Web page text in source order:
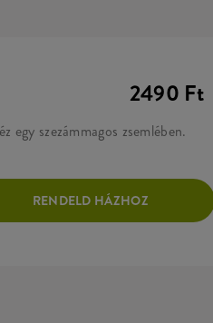
2490 Ft
egy szezámmagos zsemlében.
RENDELD HÁZHOZ